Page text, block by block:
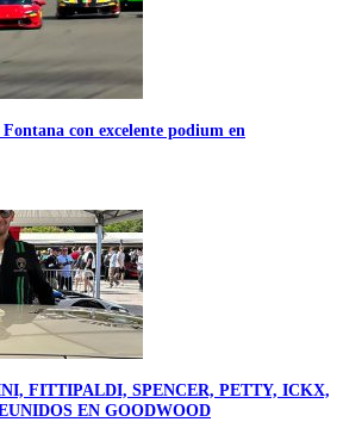
con excelente podium en
FITTIPALDI, SPENCER, PETTY, ICKX,
EN GOODWOOD